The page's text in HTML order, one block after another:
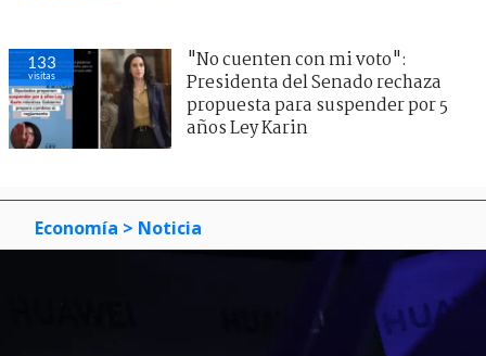
133
visitas
"No cuenten con mi voto":
Presidenta del Senado rechaza
propuesta para suspender por 5
años Ley Karin
Economía > Noticia